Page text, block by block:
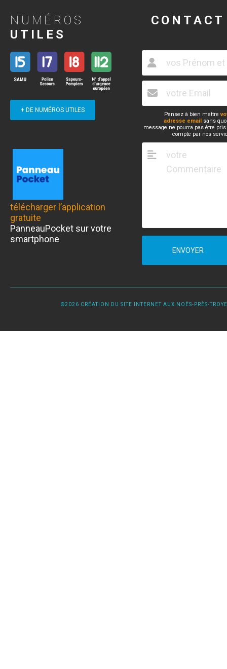
NUMÉROS
UTILES
+ DE NUMÉROS UTILES
télécharger l’application
gratuite
PanneauPocket sur votre
smartphone
CONTACT
Pensez à bien mettre
adresse email sans
message ne pourra pas être
compte par nos
ENVOYER
©2026 CRÉATION DU SITE INTERNET AUX NOËS-PRÈS-